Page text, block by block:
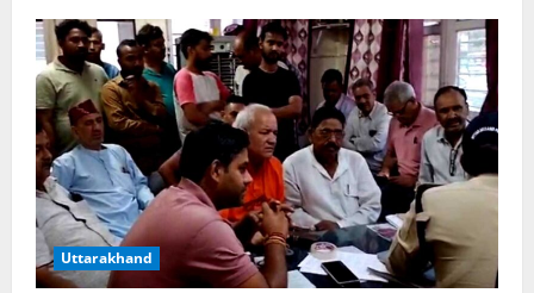
क्षेत्रों
का
नक्शा
तैयार,
आसान
हुई
जनगणना
Uttarakhand